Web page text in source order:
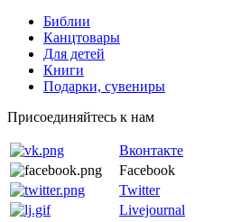
Библии
Канцтовары
Для детей
Книги
Подарки, сувениры
Присоединяйтесь к нам
Вконтакте
Facebook
Twitter
Livejournal